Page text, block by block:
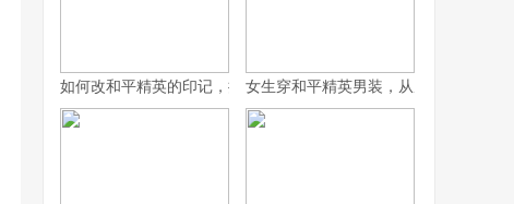
如何改和平精英的印记，提升战术竞技体验女生穿和平精英男装，从虚拟战场到现